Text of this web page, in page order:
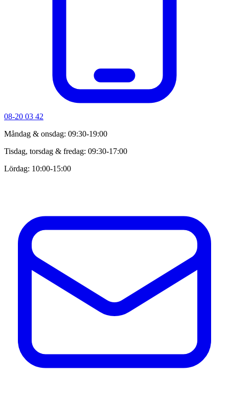
08-20 03 42
Måndag & onsdag: 09:30-19:00
Tisdag, torsdag & fredag: 09:30-17:00
Lördag: 10:00-15:00